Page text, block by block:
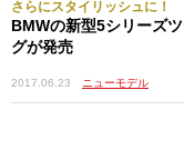
さらにスタイリッシュに！
BMWの新型5シリーズ
グが発売
2017.06.23 ニューモデル